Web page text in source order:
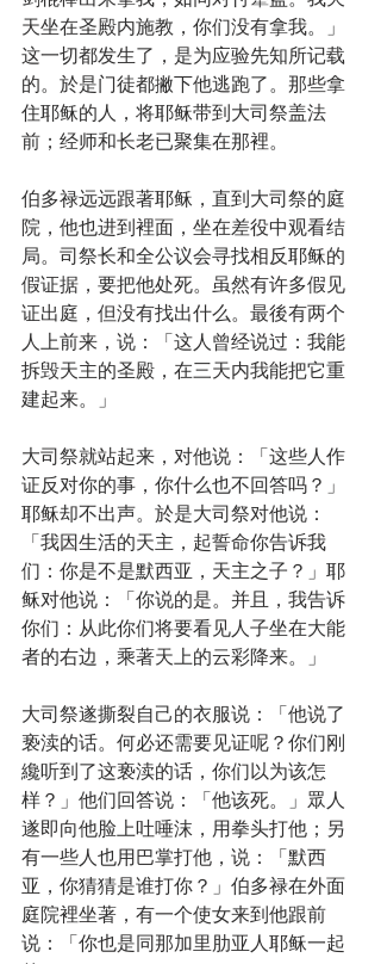
天坐在圣殿内施教，你们没有拿我。」
这一切都发生了，是为应验先知所记载
的。於是门徒都撇下他逃跑了。那些拿
住耶稣的人，将耶稣带到大司祭盖法
前；经师和长老已聚集在那裡。
伯多禄远远跟著耶稣，直到大司祭的庭
院，他也进到裡面，坐在差役中观看结
局。司祭长和全公议会寻找相反耶稣的
假证据，要把他处死。虽然有许多假见
证出庭，但没有找出什么。最後有两个
人上前来，说：「这人曾经说过：我能
拆毁天主的圣殿，在三天内我能把它重
建起来。」
大司祭就站起来，对他说：「这些人作
证反对你的事，你什么也不回答吗？」
耶稣却不出声。於是大司祭对他说：
「我因生活的天主，起誓命你告诉我
们：你是不是默西亚，天主之子？」耶
稣对他说：「你说的是。并且，我告诉
你们：从此你们将要看见人子坐在大能
者的右边，乘著天上的云彩降来。」
大司祭遂撕裂自己的衣服说：「他说了
亵渎的话。何必还需要见证呢？你们刚
纔听到了这亵渎的话，你们以为该怎
样？」他们回答说：「他该死。」眾人
遂即向他脸上吐唾沫，用拳头打他；另
有一些人也用巴掌打他，说：「默西
亚，你猜猜是谁打你？」伯多禄在外面
庭院裡坐著，有一个使女来到他跟前
说：「你也是同那加里肋亚人耶稣一起